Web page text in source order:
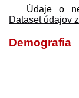
Údaje o
Dataset údajov
Demografia